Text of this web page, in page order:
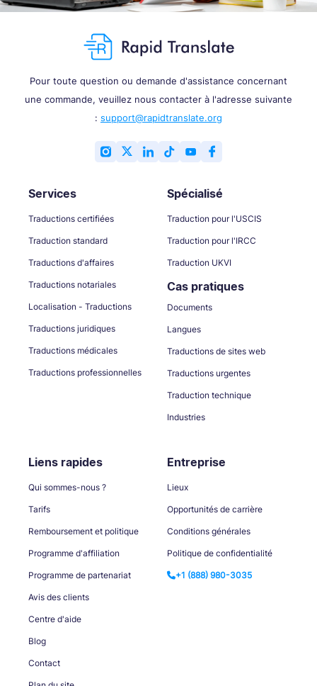
Pour toute question ou demande d'assistance concernant
une commande, veuillez nous contacter à l'adresse suivante
: support@rapidtranslate.org
Services
Traductions certifiées
Traduction standard
Traductions d'affaires
Traductions notariales
Localisation - Traductions
Traductions juridiques
Traductions médicales
Traductions professionnelles
Spécialisé
Traduction pour l'USCIS
Traduction pour l'IRCC
Traduction UKVI
Cas pratiques
Documents
Langues
Traductions de sites web
Traductions urgentes
Traduction technique
Industries
Liens rapides
Qui sommes-nous ?
Tarifs
Remboursement et politique
Programme d'affiliation
Programme de partenariat
Avis des clients
Centre d'aide
Blog
Contact
Entreprise
Lieux
Opportunités de carrière
Conditions générales
Politique de confidentialité
+1 (888) 980-3035